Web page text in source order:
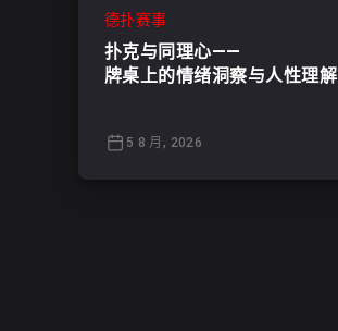
德扑赛事
扑克与同理心——
牌桌上的情绪洞察与人性理解
5 8 月, 2026